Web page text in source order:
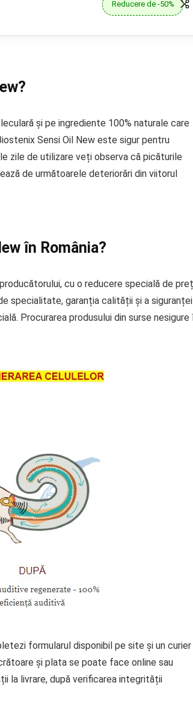
Reducere de -50%
și pe ingrediente 100% naturale care
Sensi Oil New este sigur pentru
zile de utilizare veți observa că picăturile
de următoarele deteriorări din viitorul
în România?
cu o reducere specială de
specialitate, garanția calității și a siguranței
Procurarea produsului din surse nesigure
formularul disponibil pe site și un curier
și plata se poate face online sau
la livrare, după verificarea integrității